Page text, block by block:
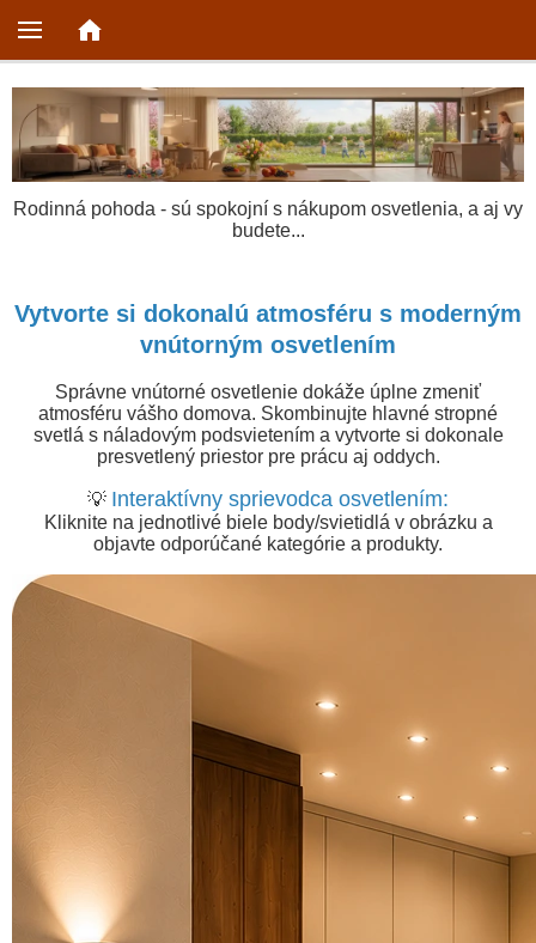
Rodinná pohoda - sú spokojní s nákupom osvetlenia, a aj vy
budete...
Vytvorte si dokonalú atmosféru s moderným
vnútorným osvetlením
Správne vnútorné osvetlenie dokáže úplne zmeniť
atmosféru vášho domova. Skombinujte hlavné stropné
svetlá s náladovým podsvietením a vytvorte si dokonale
presvetlený priestor pre prácu aj oddych.
💡 Interaktívny sprievodca osvetlením:
Kliknite na jednotlivé biele body/svietidlá v obrázku a
objavte odporúčané kategórie a produkty.